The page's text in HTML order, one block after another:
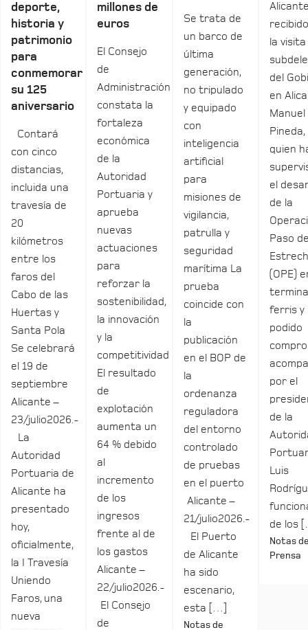
deporte,
historia y
patrimonio
para
conmemorar
su 125
aniversario
Contará
con cinco
distancias,
incluida una
travesía de
20
kilómetros
entre los
faros del
Cabo de las
Huertas y
Santa Pola
Se celebrará
el 19 de
septiembre
Alicante –
23/julio2026.-
La
Autoridad
Portuaria de
Alicante ha
presentado
hoy,
oficialmente,
la I Travesía
Uniendo
Faros, una
nueva
millones de
euros
El Consejo
de
Administración
constata la
fortaleza
económica
de la
Autoridad
Portuaria y
aprueba
nuevas
actuaciones
para
reforzar la
sostenibilidad,
la innovación
y la
competitividad
El resultado
de
explotación
aumenta un
64 % debido
al
incremento
de los
ingresos
frente al de
los gastos
Alicante –
22/julio2026.-
El Consejo
de
Se trata de
un barco de
última
generación,
no tripulado
y equipado
con
inteligencia
artificial
para
misiones de
vigilancia,
patrulla y
seguridad
marítima La
prueba
coincide con
la
publicación
en el BOP de
la
ordenanza
reguladora
del entorno
controlado
de pruebas
en el puerto
Alicante –
21/julio2026.-
El Puerto
de Alicante
ha sido
escenario,
esta […]
Notas de
la
del
en
Manuel
Pineda,
quien
el
de la
Paso
(OPE)
ferris y
podido
por el
de la
Luis
de los
Notas
Prensa